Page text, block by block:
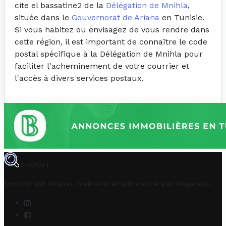
cite el bassatine2 de la Délégation de Mnihla,
située dans le Gouvernorat de Ariana en Tunisie.
Si vous habitez ou envisagez de vous rendre dans
cette région, il est important de connaître le code
postal spécifique à la Délégation de Mnihla pour
faciliter l'acheminement de votre courrier et
l'accès à divers services postaux.
TROVIT
trovit.tn est détenu, maintenu et administré par Megaweb